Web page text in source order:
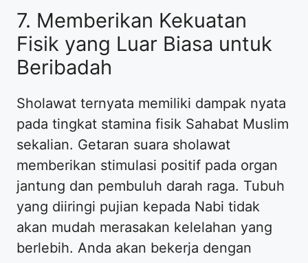
7. Memberikan Kekuatan
Fisik yang Luar Biasa untuk
Beribadah
Sholawat ternyata memiliki dampak nyata
pada tingkat stamina fisik Sahabat Muslim
sekalian. Getaran suara sholawat
memberikan stimulasi positif pada organ
jantung dan pembuluh darah raga. Tubuh
yang diiringi pujian kepada Nabi tidak
akan mudah merasakan kelelahan yang
berlebih. Anda akan bekerja dengan